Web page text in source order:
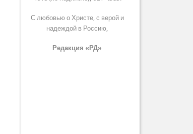
С любовью о Христе, с верой и
надеждой в Россию,
Редакция «РД»